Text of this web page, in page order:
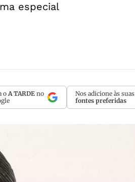
especial
oA TARDE no
Nos adicione às suas
fontes preferidas